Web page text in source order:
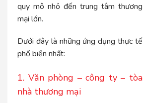
quy mô nhỏ đến trung tâm thương
mại lớn.
Dưới đây là những ứng dụng thực tế
phổ biến nhất:
1. Văn phòng – công ty – tòa
nhà thương mại